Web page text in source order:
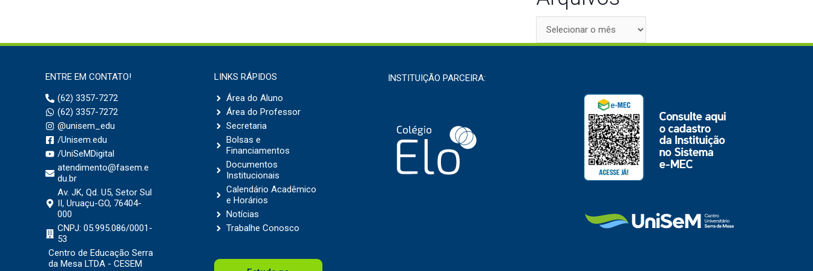
ENTRE EM CONTATO!
(62) 3357-7272
(62) 3357-7272
@unisem_edu
/Unisem.edu
/UniSeMDigital
atendimento@fasem.e
du.br
Av. JK, Qd. U5, Setor Sul
II, Uruaçu-GO, 76404-
000
CNPJ: 05.995.086/0001-
53
Centro de Educação Serra
da Mesa LTDA - CESEM
LINKS RÁPIDOS
Área do Aluno
Área do Professor
Secretaria
Bolsas e
Financiamentos
Documentos
Institucionais
Calendário Acadêmico
e Horários
Notícias
Trabalhe Conosco
INSTITUIÇÃO PARCEIRA: